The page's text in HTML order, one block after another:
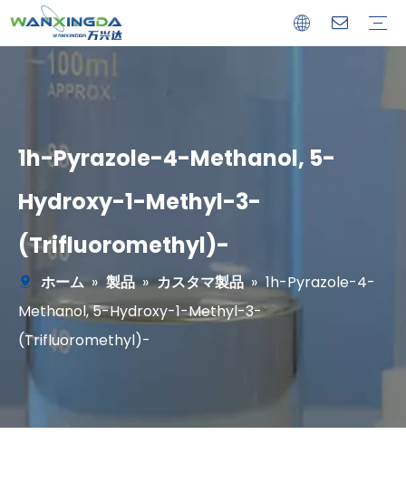
1h-Pyrazole-4-Methanol, 5-
Hydroxy-1-Methyl-3-
(Trifluoromethyl)-
ホーム » 製品 » カスタマ製品 » 1h-Pyrazole-4-
Methanol, 5-Hydroxy-1-Methyl-3-
(Trifluoromethyl)-